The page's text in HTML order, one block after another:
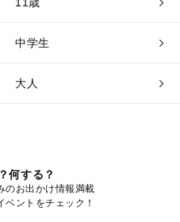
中学生
大人
何する？
のお出かけ情報満載
ベントをチェック！